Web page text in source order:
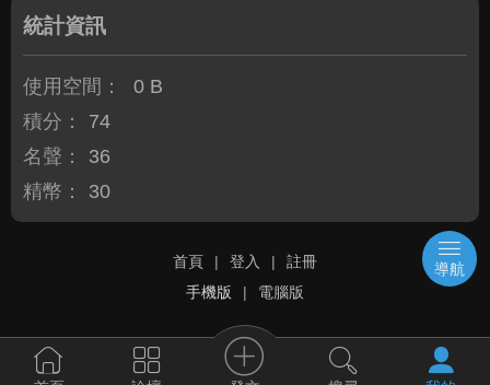
統計資訊
使用空間：
0 B
積分：
74
名聲：
36
精幣：
30
首頁 | 登入 |
註冊
手機版
| 電腦版
導航